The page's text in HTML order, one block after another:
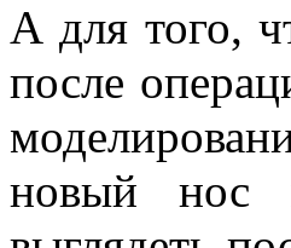
А для того,
после
новый нос